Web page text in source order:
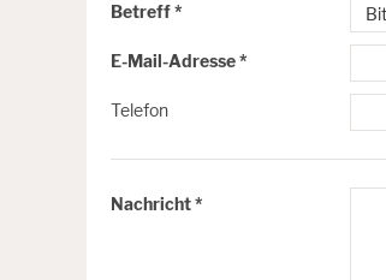
Betreff *
E-Mail-Adresse *
Telefon
Nachricht *